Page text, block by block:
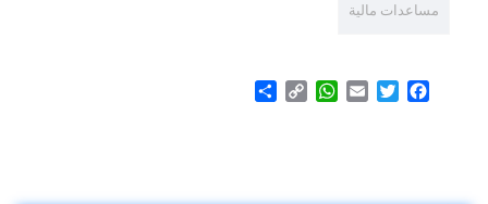
مساعدات مالية
Facebook
Twitter
Email
WhatsApp
Copy